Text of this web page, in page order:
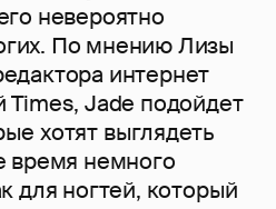
невероятно
По мнению Лизы
интернет
Times, Jade подойдет
хотят выглядеть
время немного
для ногтей, который